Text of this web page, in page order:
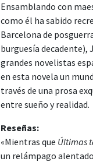
Ensamblando con
como él ha sabido
Barcelona de
burguesía decadente),
grandes novelistas
en esta novela un
través de una prosa
entre sueño y realidad.
Reseñas:
«Mientras que Últimas
un relámpago